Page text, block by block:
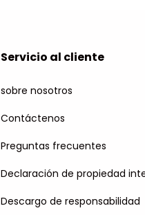
Servicio al cliente
sobre nosotros
Contáctenos
Preguntas frecuentes
Declaración de propiedad
Descargo de responsabilidad